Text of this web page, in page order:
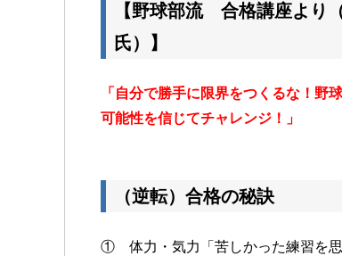
【野球部流 合格講座より
氏）】
「自分で勝手に限界をつくるな！野
可能性を信じてチャレンジ！」
（逆転）合格の秘訣
① 体力・気力「苦しかった練習を思